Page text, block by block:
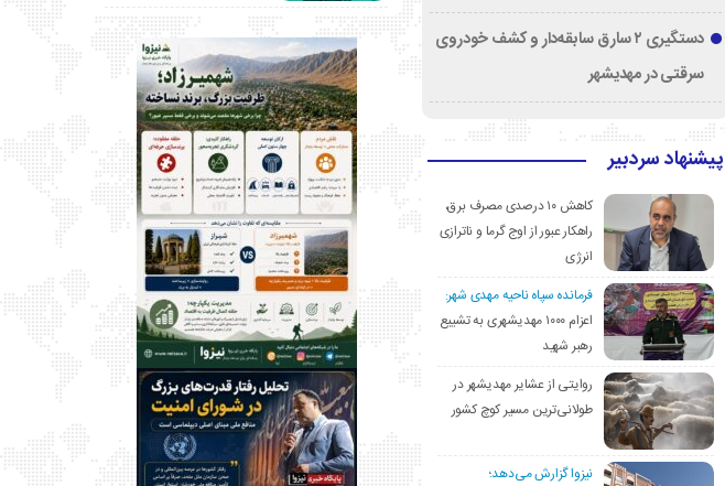
دستگیری ۲ سارق سابقه‌دار و کشف خودروی
سرقتی در مهدیشهر
پیشنهاد سردبیر
کاهش ۱۰ درصدی مصرف برق،
راهکار عبور از اوج گرما و ناترازی
انرژی
فرمانده سپاه ناحیه مهدی شهر:
اعزام ۱۰۰۰ مهدیشهری به تشییع
رهبر شهید
روایتی از عشایر مهدیشهر در
طولانی‌ترین مسیر کوچ کشور
نیزوا گزارش می‌دهد؛